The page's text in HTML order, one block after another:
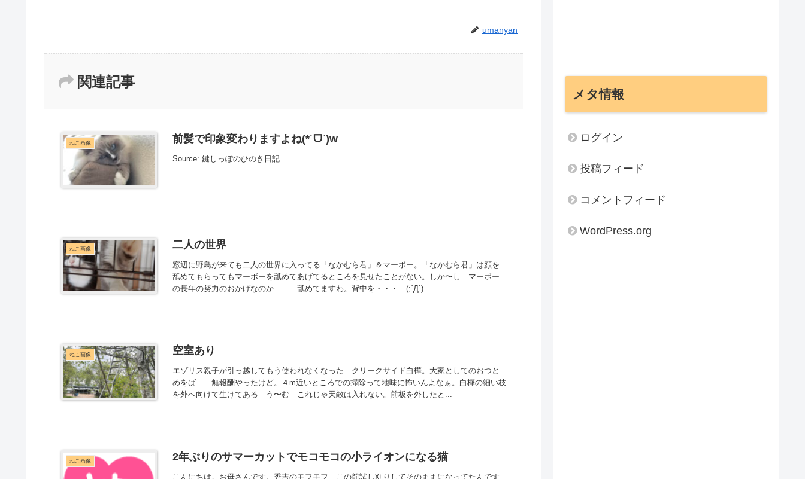
umanyan
関連記事
ねこ画像 前髪で印象変わりますよね(*ˊᗜˋ)w
Source: 鍵しっぽのひのき日記
ねこ画像 二人の世界
窓辺に野鳥が来ても二人の世界に入ってる「なかむら君」＆マーボー。「なかむら君」は顔を
舐めてもらってもマーボーを舐めてあげてるところを見せたことがない。しか〜し マーボー
の長年の努力のおかげなのか 舐めてますわ。背中を・・・ (;´Д`)...
ねこ画像 空室あり
エゾリス親子が引っ越してもう使われなくなった クリークサイド白樺。大家としてのおつと
めをば 無報酬やったけど。４m近いところでの掃除って地味に怖いんよなぁ。白樺の細い枝
を外へ向けて生けてある う〜む これじゃ天敵は入れない。前板を外したと...
ねこ画像 2年ぶりのサマーカットでモコモコの小ライオンになる猫
こんにちは。お母さんです。秀吉のモフモフ、この前試し刈りしてそのままになってたんです
メタ情報
ログイン
投稿フィード
コメントフィード
WordPress.org